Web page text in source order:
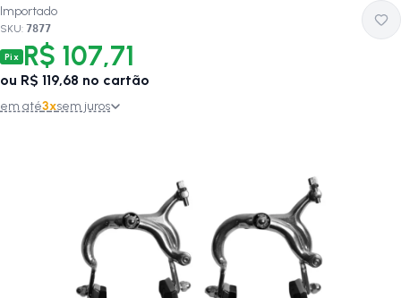
Importado
SKU: 7877
Pix R$ 107,71
ou R$ 119,68 no cartão
em até3xsem juros